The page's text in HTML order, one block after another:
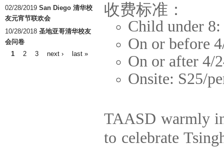
02/28/2019 San Diego 清华校
友元宵节联欢会
10/28/2018 圣地亚哥清华校友
会问卷
Pages
1 2 3 next › last »
收费标准：
Child under
On or before
On or after 4/
Onsite: S25/
TAASD warmly
to celebrate